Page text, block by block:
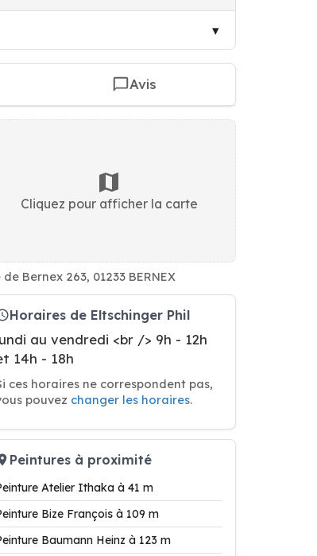
Avis
Cliquez pour afficher la carte
de Bernex 263, 01233 BERNEX
Horaires de Eltschinger Phil
au vendredi <br /> 9h - 12h
14h - 18h
ces horaires ne correspondent pas,
pouvez changer les horaires.
Peintures à proximité
Atelier Ithaka à 41 m
Bize François à 109 m
Baumann Heinz à 123 m